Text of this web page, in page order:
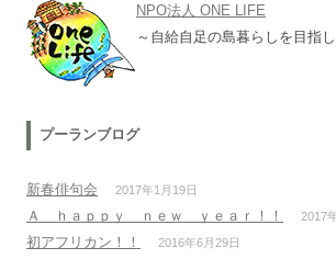
NPO法人 ONE LIFE
～自給自足の島暮らしを目指
プーランブログ
新春俳句会 2017年1月19日
Ａ ｈａｐｐｙ ｎｅｗ ｙｅａｒ！！ 2017
初アフリカン！！ 2016年6月29日